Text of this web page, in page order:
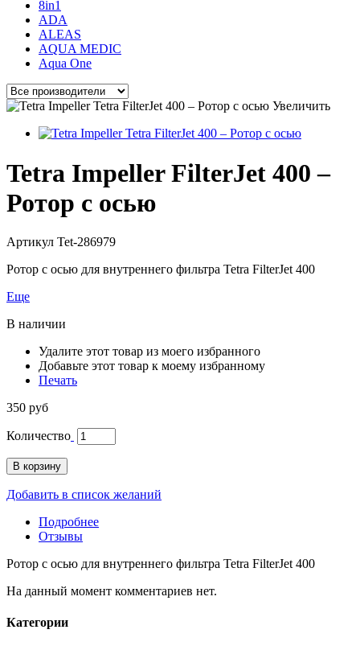
8in1
ADA
ALEAS
AQUA MEDIC
Aqua One
Увеличить
Tetra Impeller FilterJet 400 –
Ротор с осью
Артикул Tet-286979
Ротор с осью для внутреннего фильтра Tetra FilterJet 400
Еще
В наличии
Удалите этот товар из моего избранного
Добавьте этот товар к моему избранному
Печать
350 руб
Количество
В корзину
Добавить в список желаний
Подробнее
Отзывы
Ротор с осью для внутреннего фильтра Tetra FilterJet 400
На данный момент комментариев нет.
Категории